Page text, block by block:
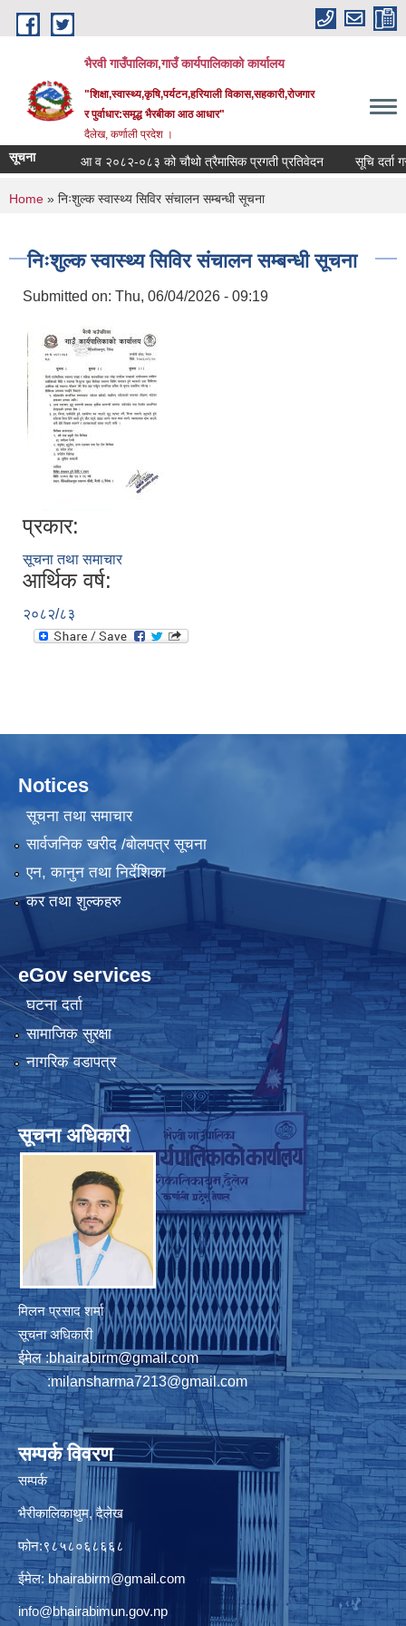
Skip to main content
भैरवी गाउँपालिका,गाउँ कार्यपालिकाको कार्यालय
"शिक्षा,स्वास्थ्य,कृषि,पर्यटन,हरियाली विकास,सहकारी,रोजगार
र पुर्वाधार:समृद्ध भैरबीका आठ आधार"
दैलेख, कर्णाली प्रदेश ।
सूचना आ व २०८२-०८३ को चौथो त्रैमासिक प्रगती प्रतिवेदन सूचि दर्ता
You are here
Home » निःशुल्क स्वास्थ्य सिविर संचालन सम्बन्धी सूचना
निःशुल्क स्वास्थ्य सिविर संचालन सम्बन्धी सूचना
Submitted on: Thu, 06/04/2026 - 09:19
प्रकार:
सूचना तथा समाचार
आर्थिक वर्ष:
२०८२/८३
Notices
सूचना तथा समाचार
सार्वजनिक खरीद /बोलपत्र सूचना
एन, कानुन तथा निर्देशिका
कर तथा शुल्कहरु
eGov services
घटना दर्ता
सामाजिक सुरक्षा
नागरिक वडापत्र
सूचना अधिकारी
मिलन प्रसाद शर्मा
सूचना अधिकारी
ईमेल :bhairabirm@gmail.com
:milansharma7213@gmail.com
सम्पर्क विवरण
सम्पर्क
भैरीकालिकाथुम, दैलेख
फोन:९८५८०६८६६८
ईमेल: bhairabirm@gmail.com
info@bhairabimun.gov.np